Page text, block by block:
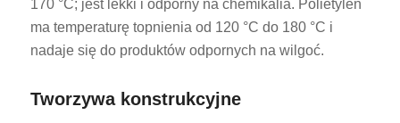
170 °C; jest lekki i odporny na chemikalia. Polietylen
ma temperaturę topnienia od 120 °C do 180 °C i
nadaje się do produktów odpornych na wilgoć.
Tworzywa konstrukcyjne